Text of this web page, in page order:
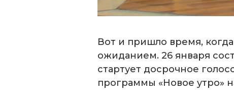
Вот и пришло время,
ожиданием. 26 января
стартует досрочное
программы «Новое утро»